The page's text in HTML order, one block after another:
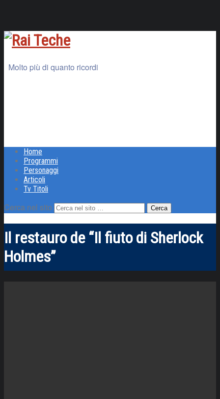
Molto più di quanto ricordi
Home
Programmi
Personaggi
Articoli
Tv Titoli
Cerca nel sito
Il restauro de “Il fiuto di Sherlock
Holmes”